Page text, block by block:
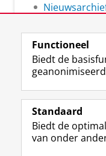
Volg de
Studiekiezers
Functioneel
Biedt de
Standaard
Biedt de
van onder